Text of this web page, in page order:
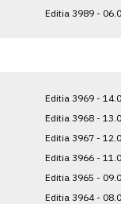
Editia 3989 -
Editia 3969 -
Editia 3968 -
Editia 3967 -
Editia 3966 -
Editia 3965 -
Editia 3964 -